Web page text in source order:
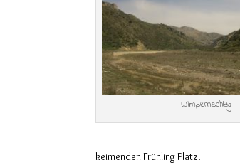
Wimpernschlag
keimenden Frühling Platz.